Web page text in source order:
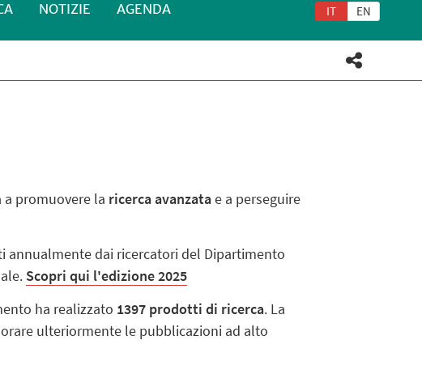
IT EN
NOTIZIE AGENDA
a promuovere la ricerca avanzatae a perseguire
dai ricercatori del Dipartimento
Scopri qui l'edizione 2025
ha realizzato 1397 prodotti di ricerca. La
ulteriormente le pubblicazioni ad alto